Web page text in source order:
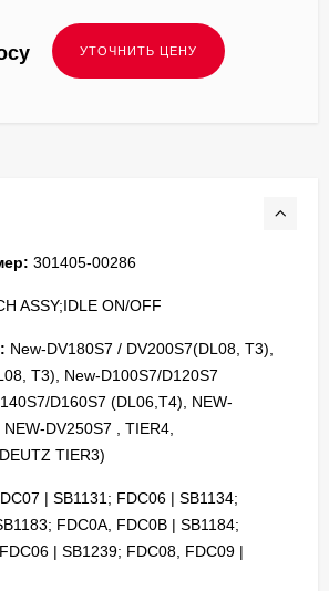
301405-00286
ASSY;IDLE ON/OFF
New-DV180S7 / DV200S7(DL08, T3),
T3), New-D100S7/D120S7
D160S7 (DL06,T4), NEW-
DV250S7 , TIER4,
TIER3)
| SB1131; FDC06 | SB1134;
FDC0A, FDC0B | SB1184;
| SB1239; FDC08, FDC09 |